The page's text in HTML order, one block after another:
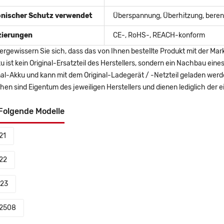
Schutz verwendet Überspannung, Überhitzung,
CE-, RoHS-, REACH-konform
Sie sich, dass das von Ihnen bestellte Produkt mit der
ist kein Original-Ersatzteil des Herstellers, sondern ein Nachbau
Akku und kann mit dem Original-Ladegerät / -Netzteil geladen
sind Eigentum des jeweiligen Herstellers und dienen lediglich der
Modelle